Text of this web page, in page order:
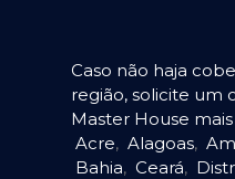
Caso não haja
região, solicite um
Master House
Acre, Alagoas,
Bahia, Ceará,